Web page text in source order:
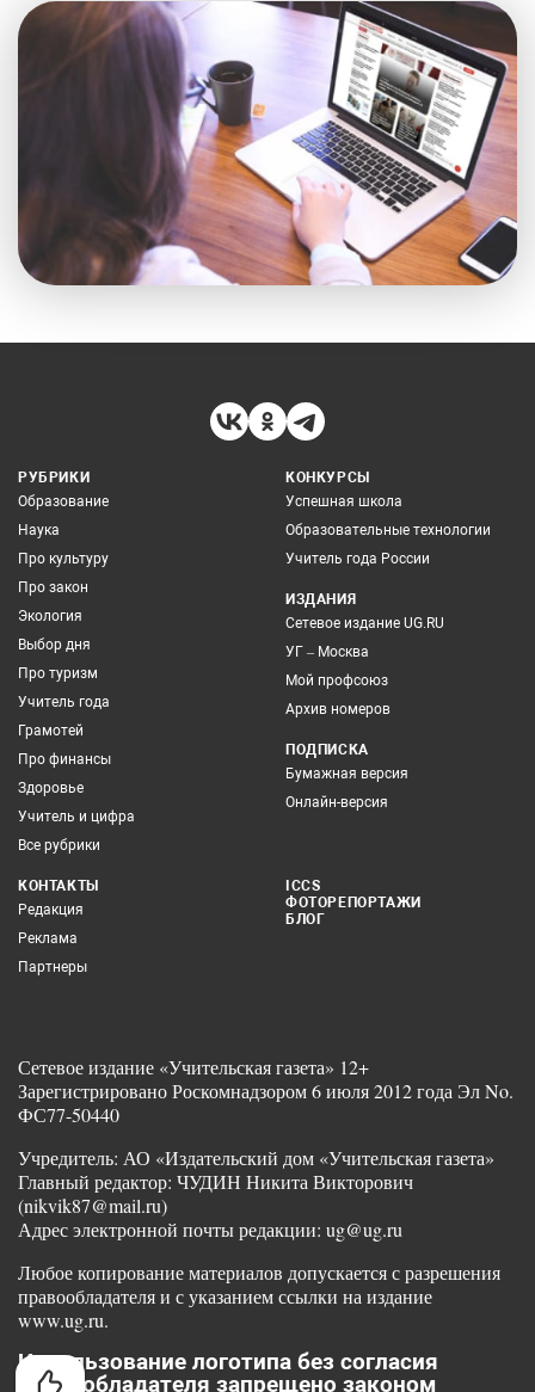
РУБРИКИ
Образование
Наука
Про культуру
Про закон
Экология
Выбор дня
Про туризм
Учитель года
Грамотей
Про финансы
Здоровье
Учитель и цифра
Все рубрики
КОНКУРСЫ
Успешная школа
Образовательные технологии
Учитель года России
ИЗДАНИЯ
Сетевое издание UG.RU
УГ – Москва
Мой профсоюз
Архив номеров
ПОДПИСКА
Бумажная версия
Онлайн-версия
КОНТАКТЫ
Редакция
Реклама
Партнеры
ICCS
ФОТОРЕПОРТАЖИ
БЛОГ
Сетевое издание «Учительская газета» 12+
Зарегистрировано Роскомнадзором 6 июля 2012 года Эл No.
ФС77-50440
Учредитель: АО «Издательский дом «Учительская газета»
Главный редактор: ЧУДИН Никита Викторович
(nikvik87@mail.ru)
Адрес электронной почты редакции: ug@ug.ru
Любое копирование материалов допускается с разрешения
правообладателя и с указанием ссылки на издание
www.ug.ru.
Использование логотипа без согласия
правообладателя запрещено законом